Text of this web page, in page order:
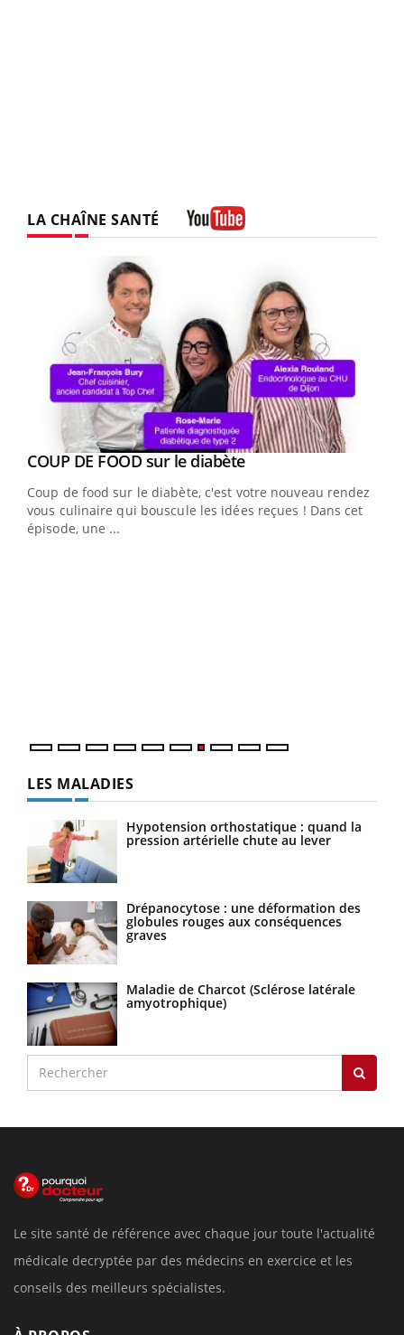
LA CHAÎNE SANTÉ
Youtube
COUP DE FOOD sur le diabèteYoutube
Coup de food sur le diabète, c'est votre nouveau rendez-
vous culinaire qui bouscule les idées reçues ! Dans cet
épisode, une ...
LES MALADIES
Hypotension orthostatique : quand la
pression artérielle chute au lever
Drépanocytose : une déformation des
globules rouges aux conséquences
graves
Maladie de Charcot (Sclérose latérale
amyotrophique)
Le site santé de référence avec chaque jour toute l'actualité
médicale decryptée par des médecins en exercice et les
conseils des meilleurs spécialistes.